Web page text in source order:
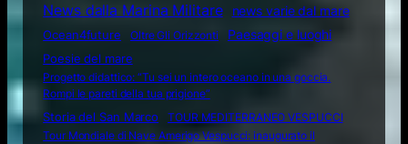
News dalla Marina Militare
news varie dal mare
Ocean4future
Oltre Gli Orizzonti
Paesaggi e luoghi
Poesie del mare
Progetto didattico: “Tu sei un intero oceano in una goccia.
Rompi le pareti della tua prigione”
Storia del San Marco
TOUR MEDITERRANEO VESPUCCI
Tour Mondiale di Nave Amerigo Vespucci: inaugurato il